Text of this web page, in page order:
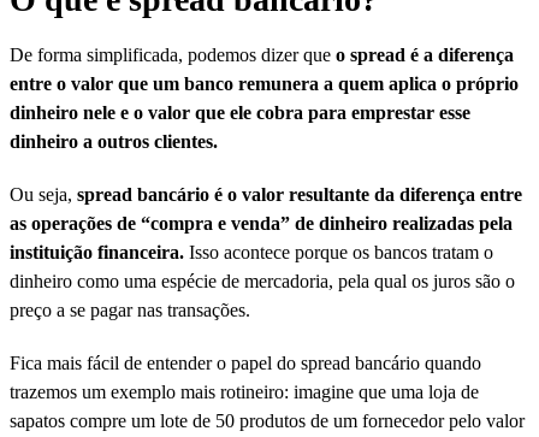
De forma simplificada, podemos dizer que o spread é a diferença
entre o valor que um banco remunera a quem aplica o próprio
dinheiro nele e o valor que ele cobra para emprestar esse
dinheiro a outros clientes.
Ou seja, spread bancário é o valor resultante da diferença entre
as operações de “compra e venda” de dinheiro realizadas pela
instituição financeira. Isso acontece porque os bancos tratam o
dinheiro como uma espécie de mercadoria, pela qual os juros são o
preço a se pagar nas transações.
Fica mais fácil de entender o papel do spread bancário quando
trazemos um exemplo mais rotineiro: imagine que uma loja de
sapatos compre um lote de 50 produtos de um fornecedor pelo valor